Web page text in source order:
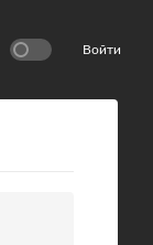
Войти